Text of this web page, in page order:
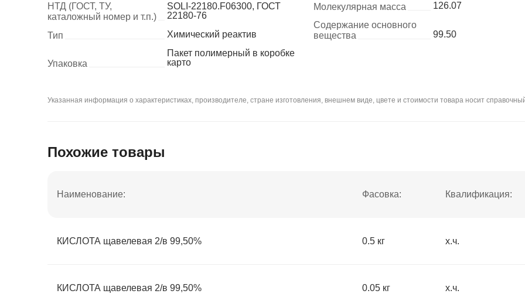
НТД (ГОСТ, ТУ,
каталожный номер и т.п.)
SOLI-22180.F06300, ГОСТ
22180-76
Тип
Химический реактив
Упаковка
Пакет полимерный в коробке
карто
Молекулярная масса
126.07
Содержание основного
вещества
99.50
Указанная информация о характеристиках, производителе, стране изготовления, внешнем виде, цвете и стоимости товара носит
Похожие товары
Наименование: Фасовка: Квалификация:
КИСЛОТА щавелевая 2/в 99,50% 0.5 кг х.ч.
КИСЛОТА щавелевая 2/в 99,50% 0.05 кг х.ч.